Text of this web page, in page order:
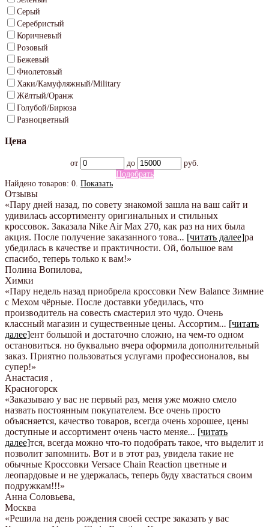
Серый
Серебристый
Коричневый
Розовый
Бежевый
Фиолетовый
Хаки/Камуфляжный/Military
Жёлтый/Оранж
Голубой/Бирюза
Разноцветный
Цена
от до
руб.
Подобрать
Найдено товаров: 0. Показать
Отзывы
«Пару дней назад, по совету знакомой зашла на ваш сайт и
удивилась ассортименту оригинальных и стильных
кроссовок. Заказала Nike Air Max 270, как раз на них была
акция. После получение заказанного това... [читать далее]ра
убедилась в качестве и практичности. Ой, большое вам
спасибо, теперь только к вам!»
Полина Вопилова,
Химки
«Пару недель назад приобрела кроссовки New Balance Зимние
с Мехом чёрные. После доставки убедилась, что
производитель на совесть смастерил это чудо. Очень
классный магазин и существенные цены. Ассортим... [читать
далее]ент большой и достаточно сложно, на чем-то одном
остановиться. но буквально вчера оформила дополнительный
заказ. Приятно пользоваться услугами профессионалов, вы
супер!»
Анастасия ,
Красногорск
«Заказываю у вас не первый раз, меня уже можно смело
назвать постоянным покупателем. Все очень просто
объясняется, качество товаров, всегда очень хорошее, цены
доступные и ассортимент очень часто меняе... [читать
далее]тся, всегда можно что-то подобрать такое, что выделит и
позволит запомнить. Вот и в этот раз, увидела такие не
обычные Кроссовки Versace Chain Reaction цветные и
леопардовые и не удержалась, теперь буду хвастаться своим
подружкам!!!»
Анна Соловьева,
Москва
«Решила на день рождения своей сестре заказать у вас